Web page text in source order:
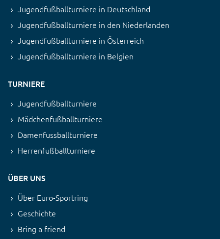
Jugendfußballturniere in Deutschland
Jugendfußballturniere in den Niederlanden
Jugendfußballturniere in Österreich
Jugendfußballturniere in Belgien
TURNIERE
Jugendfußballturniere
Mädchenfußballturniere
Damenfussballturniere
Herrenfußballturniere
ÜBER UNS
Über Euro-Sportring
Geschichte
Bring a friend